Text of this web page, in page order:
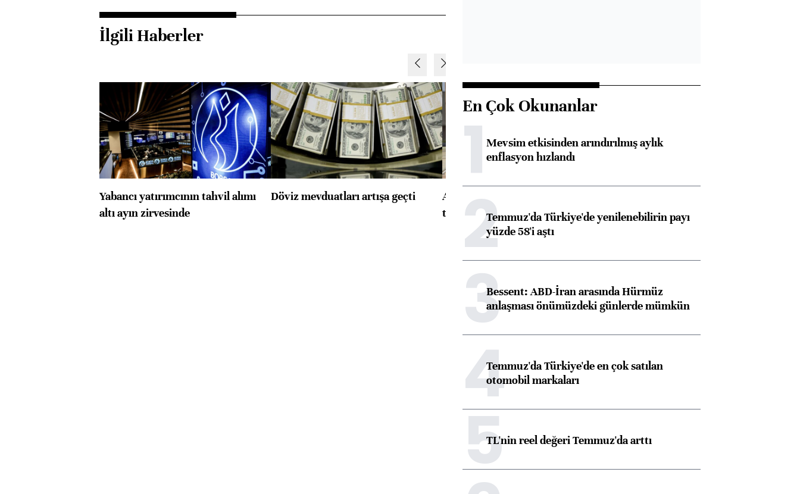
İlgili Haberler
Yabancı yatırımcının tahvil alımı
altı ayın zirvesinde
Döviz mevduatları artışa geçti
ABD'de konut başlangıçları
toparlandı
En Çok Okunanlar
1Mevsim etkisinden arındırılmış aylık
enflasyon hızlandı
2Temmuz'da Türkiye'de yenilenebilirin payı
yüzde 58'i aştı
3Bessent: ABD-İran arasında Hürmüz
anlaşması önümüzdeki günlerde mümkün
4Temmuz'da Türkiye'de en çok satılan
otomobil markaları
5TL'nin reel değeri Temmuz'da arttı